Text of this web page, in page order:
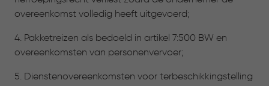
overeenkomst volledig heeft uitgevoerd;
4. Pakketreizen als bedoeld in artikel 7:500 BW en
overeenkomsten van personenvervoer;
5. Dienstenovereenkomsten voor terbeschikkingstelling